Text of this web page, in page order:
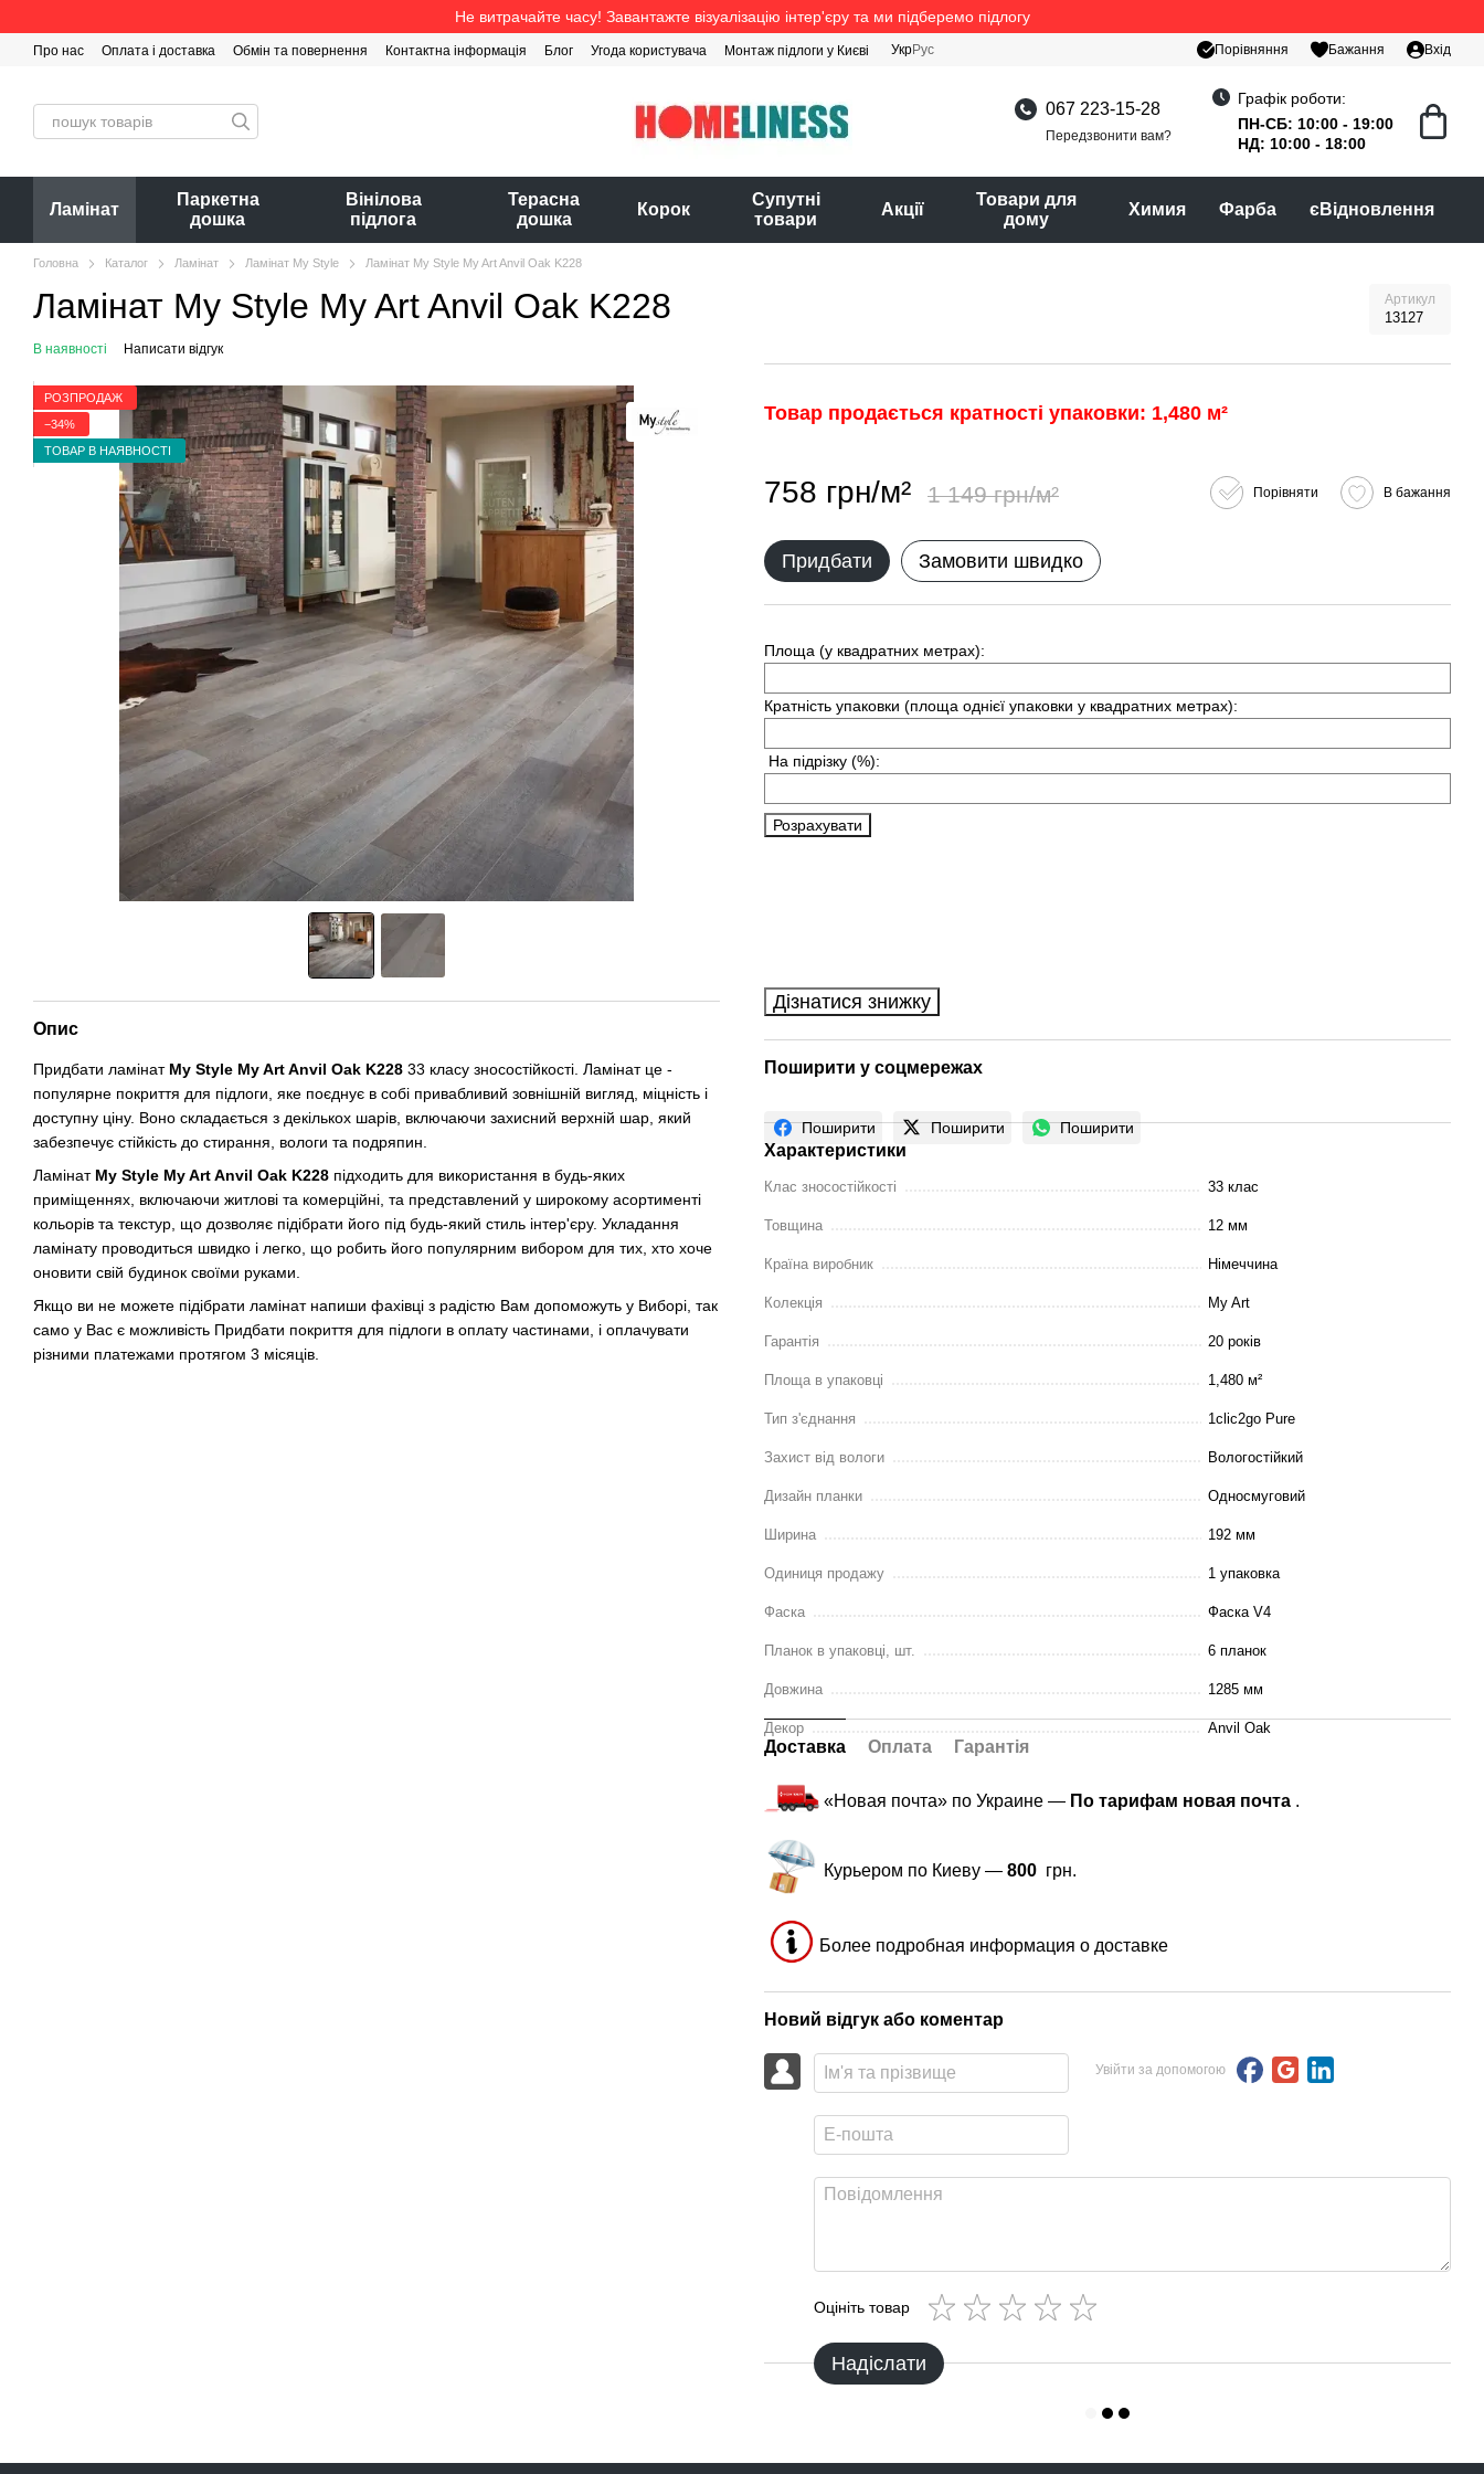
Не витрачайте часу! Завантажте візуалізацію інтер'єру та ми підберемо підлогу
Про нас Оплата і доставка Обмін та повернення Контактна інформація Блог Угода користувача Монтаж підлоги у Києві УкрРус Порівняння Бажання Вхід
067 223-15-28
Передзвонити вам?
Графік роботи:
ПН-СБ: 10:00 - 19:00
НД: 10:00 - 18:00
Ламінат
Паркетна
дошка
Вінілова
підлога
Терасна
дошка
Корок
Супутні
товари
Акції
Товари для
дому
Химия Фарба єВідновлення
Головна Каталог Ламінат Ламінат My Style Ламінат My Style My Art Anvil Oak K228
Ламінат My Style My Art Anvil Oak K228 Артикул
13127
В наявності Написати відгук
РОЗПРОДАЖ
−34%
ТОВАР В НАЯВНОСТІ
Опис
Придбати ламінат My Style My Art Anvil Oak K228 33 класу зносостійкості. Ламінат це -
популярне покриття для підлоги, яке поєднує в собі привабливий зовнішній вигляд, міцність і
доступну ціну. Воно складається з декількох шарів, включаючи захисний верхній шар, який
забезпечує стійкість до стирання, вологи та подряпин.
Ламінат My Style My Art Anvil Oak K228 підходить для використання в будь-яких
приміщеннях, включаючи житлові та комерційні, та представлений у широкому асортименті
кольорів та текстур, що дозволяє підібрати його під будь-який стиль інтер'єру. Укладання
ламінату проводиться швидко і легко, що робить його популярним вибором для тих, хто хоче
оновити свій будинок своїми руками.
Якщо ви не можете підібрати ламінат напиши фахівці з радістю Вам допоможуть у Виборі, так
само у Вас є можливість Придбати покриття для підлоги в оплату частинами, і оплачувати
різними платежами протягом 3 місяців.
Товар продається кратності упаковки: 1,480 м²
758 грн/м² 1 149 грн/м² Порівняти В бажання
Придбати Замовити швидко
Площа (у квадратних метрах):
Кратність упаковки (площа однієї упаковки у квадратних метрах):
На підрізку (%):
Розрахувати
Дізнатися знижку
Поширити у соцмережах
Поширити Поширити Поширити
Характеристики
Клас зносостійкості 33 клас
Товщина 12 мм
Країна виробник Німеччина
Колекція My Art
Гарантія 20 років
Площа в упаковці 1,480 м²
Тип з'єднання 1clic2go Pure
Захист від вологи Вологостійкий
Дизайн планки Односмуговий
Ширина 192 мм
Одиниця продажу 1 упаковка
Фаска Фаска V4
Планок в упаковці, шт. 6 планок
Довжина 1285 мм
Декор Anvil Oak
Доставка Оплата Гарантія
«Новая почта» по Украине — По тарифам новая почта .
Курьером по Киеву — 800 грн.
Более подробная информация о доставке
Новий відгук або коментар
Увійти за допомогою
Оцініть товар
Надіслати